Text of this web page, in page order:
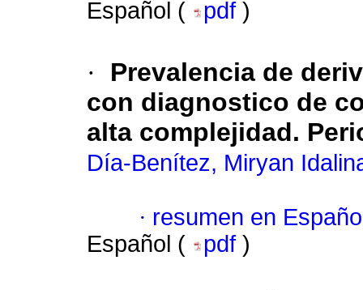
Español (
pdf )
·
Prevalencia de
con diagnostico de
alta complejidad.
Día-Benítez, Miryan
· resumen en
Español (
pdf )